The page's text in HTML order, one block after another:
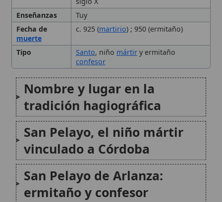
Tipo Santo, niñomártiry ermitaño
confesor
Nombre y lugar en la
tradición hagiográfica
San Pelayo, el niño mártir
vinculado a Córdoba
San Pelayo de Arlanza:
ermitaño y confesor
Temas teológicos y
espirituales en la figura de
San Pelayo